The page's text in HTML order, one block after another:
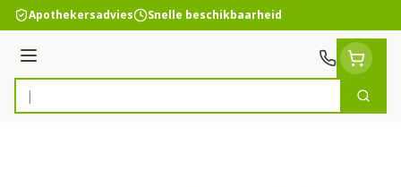
Ga naar de inhoud
Apothekersadvies Snelle beschikbaarheid
Menu
Product, merk, categorie...
Zoek